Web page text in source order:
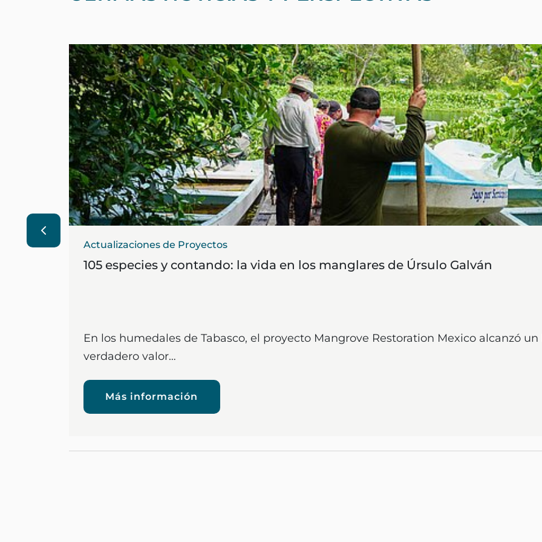
Actualizaciones de Proyectos
105 especies y contando: la vida en los manglares de Úrsulo Galván
En los humedales de Tabasco, el proyecto Mangrove Restoration Mexico alcanzó
verdadero valor…
Más información